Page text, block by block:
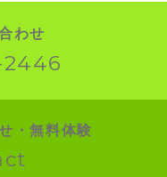
わせ
・無料体験